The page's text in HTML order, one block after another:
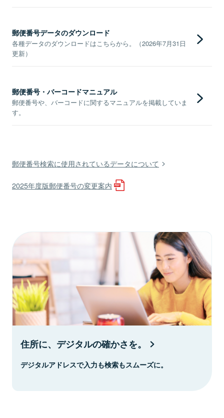
郵便番号データのダウンロード
各種データのダウンロードはこちらから。（2026年7月31日
更新）
郵便番号・バーコードマニュアル
郵便番号や、バーコードに関するマニュアルを掲載していま
す。
郵便番号検索に使用されているデータについて
2025年度版郵便番号の変更案内
住所に、デジタルの確かさを。
デジタルアドレスで入力も検索もスムーズに。